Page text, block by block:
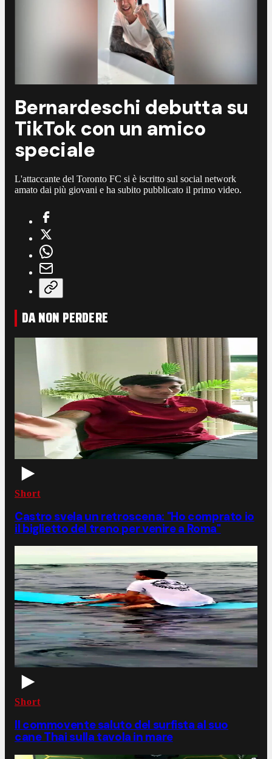
Bernardeschi debutta su
TikTok con un amico
speciale
L'attaccante del Toronto FC si è iscritto sul social network
amato dai più giovani e ha subito pubblicato il primo video.
DA NON PERDERE
Short
Castro svela un retroscena: "Ho comprato io
il biglietto del treno per venire a Roma"
Short
Il commovente saluto del surfista al suo
cane Thai sulla tavola in mare